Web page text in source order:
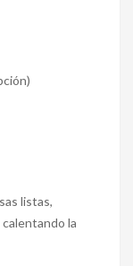
listas,
la